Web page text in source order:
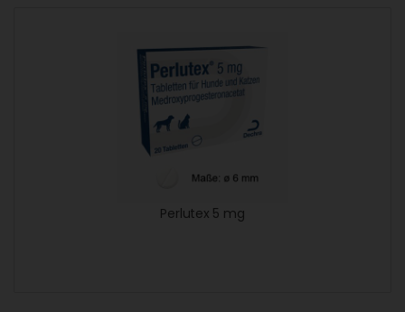
Perlutex 5 mg